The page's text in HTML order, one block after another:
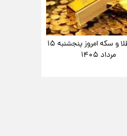
قیمت طلا و سکه امروز پنجشنبه ۱۵
مرداد ۱۴۰۵